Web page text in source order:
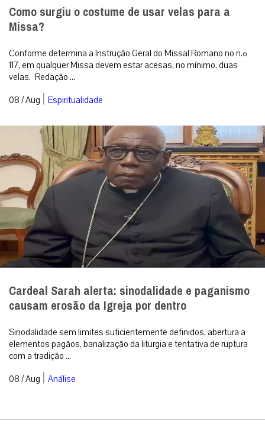
Como surgiu o costume de usar velas para a
Missa?
Conforme determina a Instrução Geral do Missal Romano no n.º
117, em qualquer Missa devem estar acesas, no mínimo, duas
velas. Redação ...
08 / Aug | Espiritualidade
Cardeal Sarah alerta: sinodalidade e paganismo
causam erosão da Igreja por dentro
Sinodalidade sem limites suficientemente definidos, abertura a
elementos pagãos, banalização da liturgia e tentativa de ruptura
com a tradição ...
08 / Aug | Análise